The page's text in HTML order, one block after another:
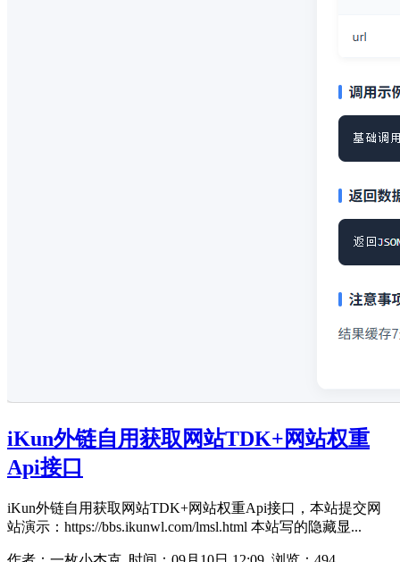
iKun外链自用获取网站TDK+网站权重
Api接口
iKun外链自用获取网站TDK+网站权重Api接口，本站提交网
站演示：https://bbs.ikunwl.com/lmsl.html 本站写的隐藏显...